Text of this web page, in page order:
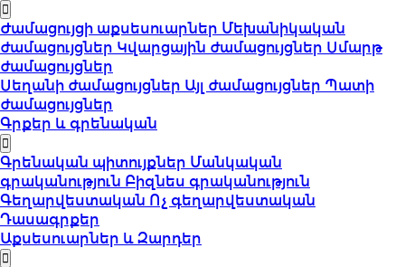
Ժամացույցի աքսեսուարներ Մեխանիկական
ժամացույցներ Կվարցային ժամացույցներ Սմարթ
ժամացույցներ
Սեղանի ժամացույցներ Այլ ժամացույցներ Պատի
ժամացույցներ
Գրքեր և գրենական
Գրենական պիտույքներ Մանկական
գրականություն Բիզնես գրականություն
Գեղարվեստական Ոչ գեղարվեստական
Դասագրքեր
Աքսեսուարներ և Զարդեր